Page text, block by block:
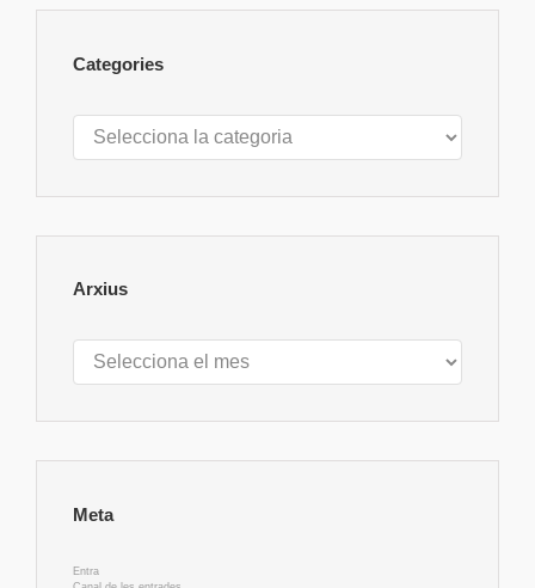
Categories
Categories
Arxius
Arxius
Meta
Entra